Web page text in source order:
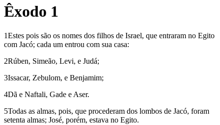
Êxodo 1
1Estes pois são os nomes dos filhos de Israel, que entraram no Egito
com Jacó; cada um entrou com sua casa:
2Rúben, Simeão, Levi, e Judá;
3Issacar, Zebulom, e Benjamim;
4Dã e Naftali, Gade e Aser.
5Todas as almas, pois, que procederam dos lombos de Jacó, foram
setenta almas; José, porém, estava no Egito.